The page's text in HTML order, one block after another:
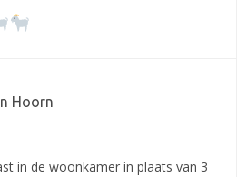
Hoorn
in de woonkamer in plaats van 3